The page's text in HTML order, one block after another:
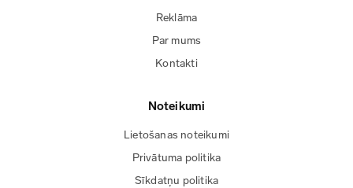
Reklāma
Par mums
Kontakti
Noteikumi
Lietošanas noteikumi
Privātuma politika
Sīkdatņu politika